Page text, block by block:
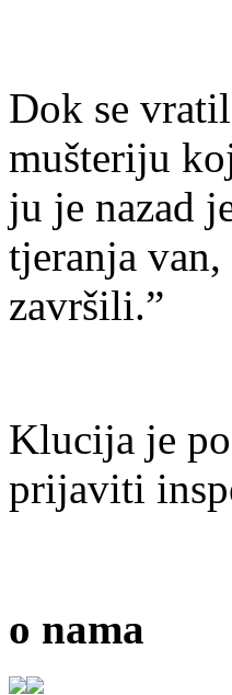
Dok se
mušteriju
ju je nazad
tjeranja
završili.”
Klucija je
prijaviti
o nama